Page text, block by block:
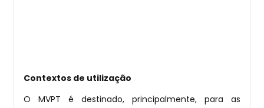
Contextos de utilização
O MVPT é destinado, principalmente, para as